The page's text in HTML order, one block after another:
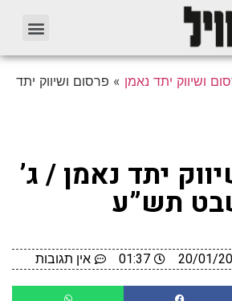
ושיווק יתד נאמן » פרסום ושיווק יתד
יתד נאמן / ג’
תש”ע
20/01/
01:37 אין תגובות